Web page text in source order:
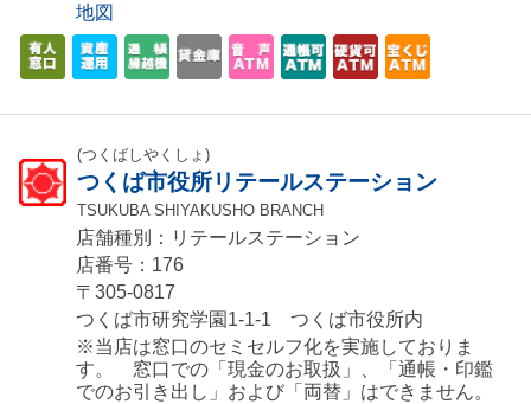
地図
(つくばしやくしょ)
つくば市役所リテールステーション
TSUKUBA SHIYAKUSHO BRANCH
店舗種別：リテールステーション
店番号：176
〒305-0817
つくば市研究学園1-1-1 つくば市役所内
※当店は窓口のセミセルフ化を実施しておりま
す。 窓口での「現金のお取扱」、「通帳・印鑑
でのお引き出し」および「両替」はできません。